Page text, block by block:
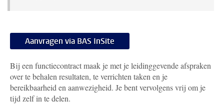
Aanvragen via BAS InSite
Bij een functiecontract maak je met je leidinggevende afspraken
over te behalen resultaten, te verrichten taken en je
bereikbaarheid en aanwezigheid. Je bent vervolgens vrij om je
tijd zelf in te delen.